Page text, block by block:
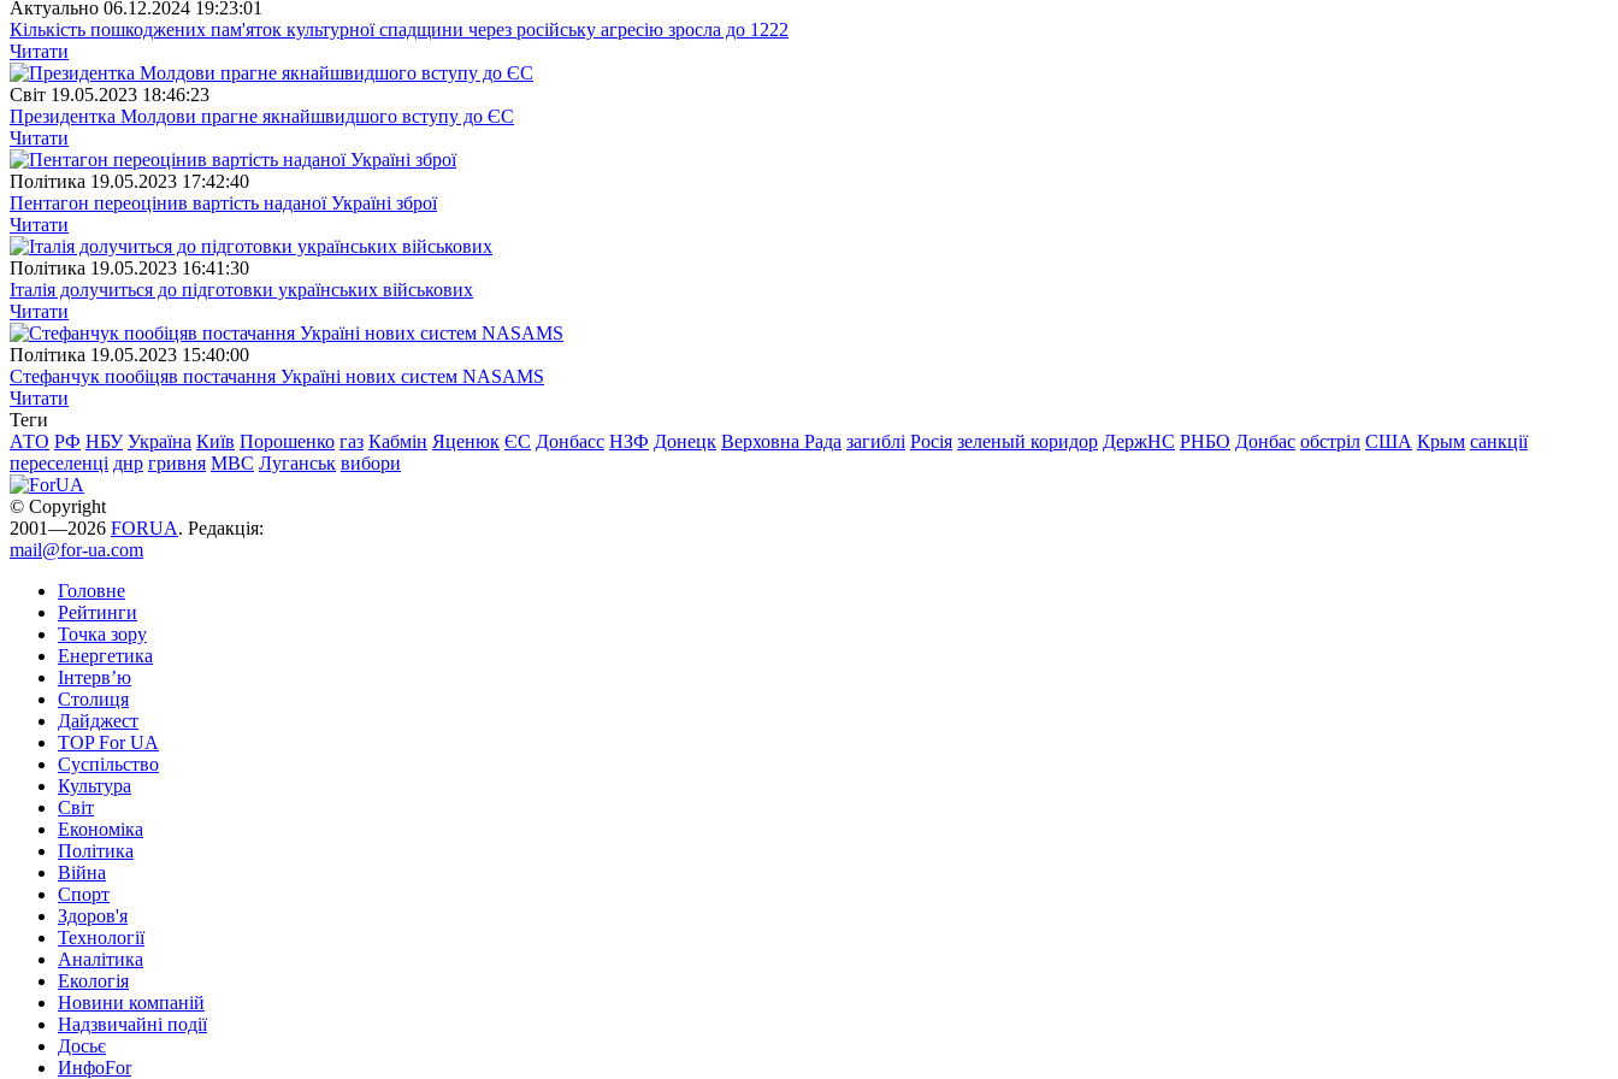
Актуально 06.12.2024 19:23:01
Кількість пошкоджених пам'яток культурної спадщини через російську агресію зросла до 1222
Читати
Свiт 19.05.2023 18:46:23
Президентка Молдови прагне якнайшвидшого вступу до ЄС
Читати
Полiтика 19.05.2023 17:42:40
Пентагон переоцінив вартість наданої Україні зброї
Читати
Полiтика 19.05.2023 16:41:30
Італія долучиться до підготовки українських військових
Читати
Полiтика 19.05.2023 15:40:00
Стефанчук пообіцяв постачання Україні нових систем NASAMS
Читати
Теги
АТО РФ НБУ Україна Київ Порошенко газ Кабмін Яценюк ЄС Донбасс НЗФ Донецк Верховна Рада загиблі Росія зеленый коридор ДержНС РНБО Донбас обстріл США Крым санкції
переселенці днр гривня МВС Луганськ вибори
© Copyright
2001—2026 FORUA. Редакція:
mail@for-ua.com
Головне
Рейтинги
Точка зору
Енергетика
Інтерв’ю
Столиця
Дайджест
TOP For UA
Суспiльство
Культура
Світ
Економіка
Політика
Війна
Спорт
Здоров'я
Технології
Аналітика
Екологія
Новини компаній
Надзвичайні події
Досьє
ИнфоFor